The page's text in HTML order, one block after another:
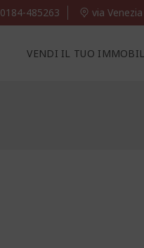
0184-485263 via
VENDI IL TUO